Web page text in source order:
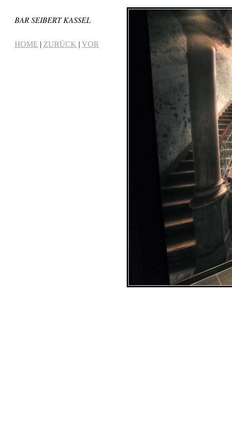
BAR SEIBERT KASSEL
HOME | ZURÜCK | VOR